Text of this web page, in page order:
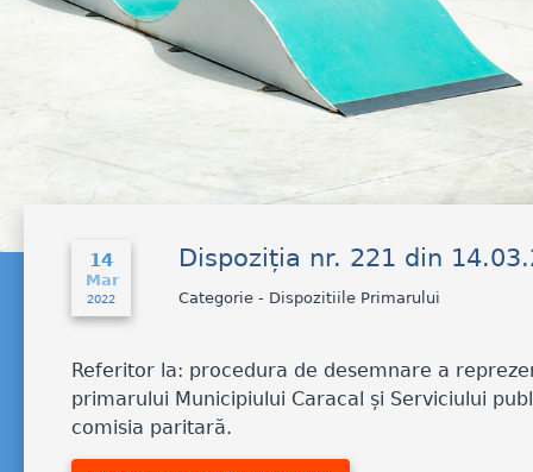
14
Mar
2022
Dispoziția nr. 221 din
Categorie - Dispozitiile Primarului
Referitor la: procedura de desemnare a
primarului Municipiului Caracal și Serviciului
comisia paritară.